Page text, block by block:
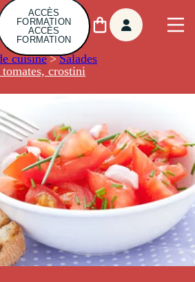
ACCÈS
FORMATION
ACCÈS
FORMATION
cuisine > Salades
tomates, crostini